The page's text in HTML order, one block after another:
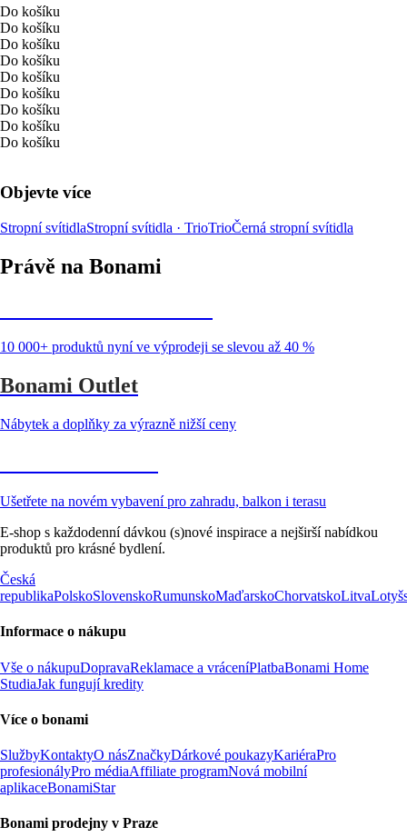
Do košíku
Do košíku
Do košíku
Do košíku
Do košíku
Do košíku
Do košíku
Do košíku
Do košíku
Objevte více
Stropní svítidlaStropní svítidla · TrioTrioČerná stropní svítidla
Právě na Bonami
10 000+ produktů nyní ve výprodeji se slevou až 40 %
Bonami Outlet
Nábytek a doplňky za výrazně nižší ceny
Ušetřete na novém vybavení pro zahradu, balkon i terasu
E-shop s každodenní dávkou (s)nové inspirace a nejširší nabídkou
produktů pro krásné bydlení.
Česká
republikaPolskoSlovenskoRumunskoMaďarskoChorvatskoLitva
Informace o nákupu
Vše o nákupuDopravaReklamace a vráceníPlatbaBonami Home
StudiaJak fungují kredity
Více o bonami
SlužbyKontaktyO násZnačkyDárkové poukazyKariéraPro
profesionályPro médiaAffiliate programNová mobilní
aplikaceBonamiStar
Bonami prodejny v Praze